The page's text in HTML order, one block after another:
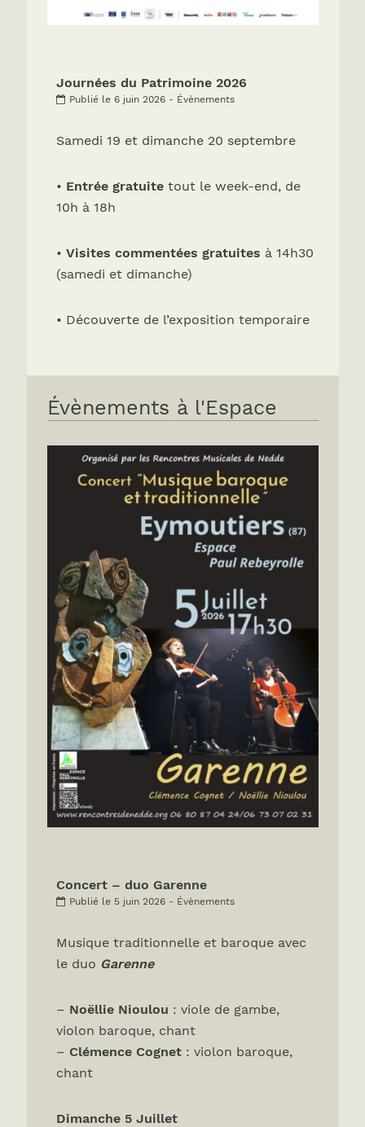
Journées du Patrimoine 2026
Publié le 6 juin 2026 - Évènements
Samedi 19 et dimanche 20 septembre
• Entrée gratuitetout le week-end, de
10h à 18h
• Visites commentées gratuites à 14h30
(samedi et dimanche)
• Découverte de l’exposition temporaire
Évènements à l'Espace
Concert – duo Garenne
Publié le 5 juin 2026 - Évènements
Musique traditionnelle et baroque avec
le duo Garenne
– Noëllie Nioulou : viole de gambe,
violon baroque, chant
– Clémence Cognet: violon baroque,
chant
Dimanche 5 Juillet